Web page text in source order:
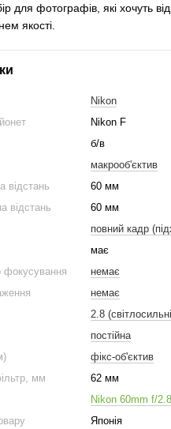
для фотографів, які хочуть
якості.
Nikon
Nikon F
б/в
макрооб'єктив
відстань
60 мм
відстань
60 мм
повний кадр
має
фокусування
немає
немає
2.8
постійна
фікс-об'єктив
мм
62 мм
Nikon 60mm f/2.8
Японія